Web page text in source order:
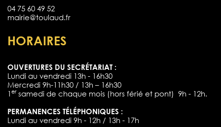
04 75 60 49 52
mairie@toulaud.fr
HORAIRES
OUVERTURES DU SECRÉTARIAT :
Lundi au vendredi 13h - 16h30
Mercredi 9h-11h30 / 13h – 16h30
1 ersamedi de chaque mois (hors férié et pont) 9h - 12h.
PERMANENCES TÉLÉPHONIQUES :
Lundi au vendredi 9h - 12h / 13h - 17h